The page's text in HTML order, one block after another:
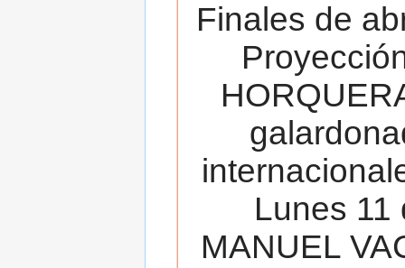
Finales de
Lunes 11
MANUEL